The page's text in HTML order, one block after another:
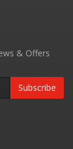
& Offers
Subscribe